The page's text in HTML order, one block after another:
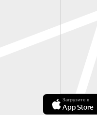
Загрузите в
App Store